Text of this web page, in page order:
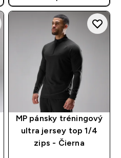
AUTOMATICKY PRI KÚPE 3
KS
MP pánsky tréningový
ultra jersey top 1/4
zips - Čierna